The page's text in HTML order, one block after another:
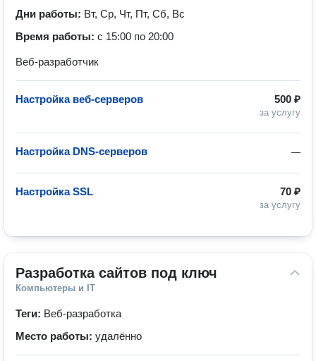
Дни работы: Вт, Ср, Чт, Пт, Сб, Вс
Время работы: с 15:00 по 20:00
Веб-разработчик
500 ₽
за услугу
Настройка веб-серверов
—
Настройка DNS-серверов
70 ₽
за услугу
Настройка SSL
Разработка сайтов под ключ
Компьютеры и IT
Теги: Веб-разработка
Место работы: удалённо